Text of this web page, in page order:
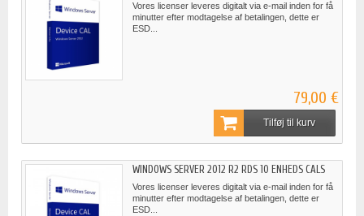
Vores licenser leveres digitalt via e-mail inden for få
minutter efter modtagelse af betalingen, dette er
ESD...
79,00 €
Tilføj til kurv
WINDOWS SERVER 2012 R2 RDS 10 ENHEDS CALS
Vores licenser leveres digitalt via e-mail inden for få
minutter efter modtagelse af betalingen, dette er
ESD...